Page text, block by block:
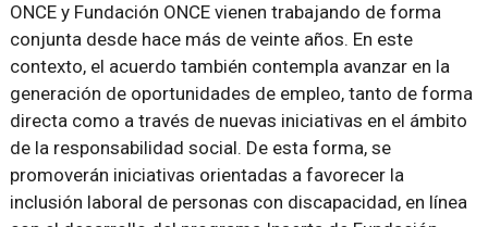
ONCE y Fundación ONCE vienen trabajando de forma
conjunta desde hace más de veinte años. En este
contexto, el acuerdo también contempla avanzar en la
generación de oportunidades de empleo, tanto de forma
directa como a través de nuevas iniciativas en el ámbito
de la responsabilidad social. De esta forma, se
promoverán iniciativas orientadas a favorecer la
inclusión laboral de personas con discapacidad, en línea